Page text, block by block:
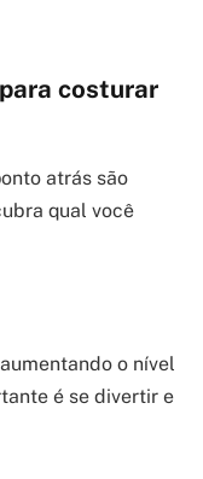
costurar
atrás são
qual você
o nível
é se divertir e